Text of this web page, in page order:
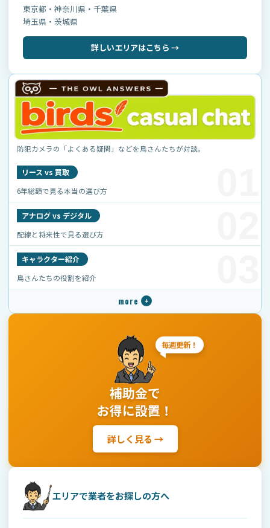
東京都・神奈川県・千葉県
埼玉県・茨城県
詳しいエリアはこちら →
防犯カメラの「よくある疑問」などを鳥さんたちが対談。
リース vs 買取
6年総額で見る本当の選び方
アナログ vs デジタル
配線と将来性で見る選び方
キャラクター紹介
鳥さんたちの役割を紹介
毎週更新！
補助金で
お得に設置！
詳しく見る →
エリアで業者をお探しの方へ